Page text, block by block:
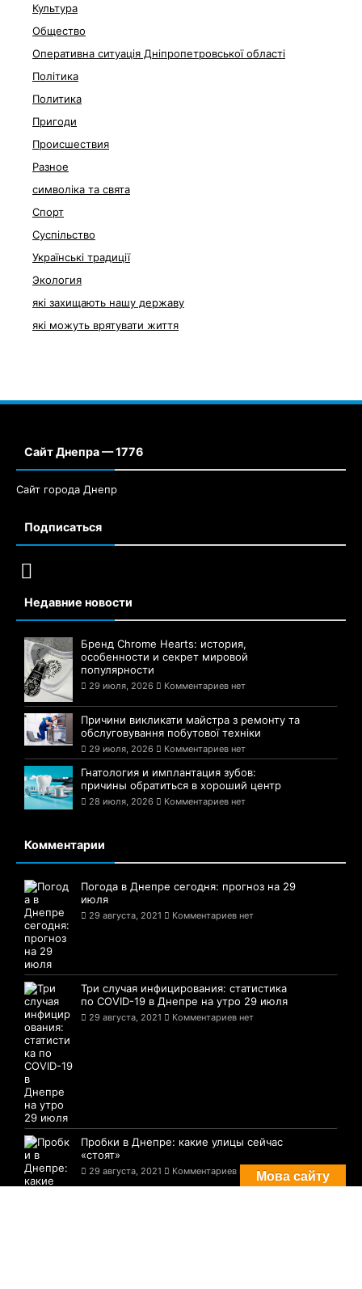
Культура
Общество
Оперативна ситуація Дніпропетровської області
Політика
Политика
Пригоди
Происшествия
Разное
символіка та свята
Спорт
Суспільство
Українські традиції
Экология
які захищають нашу державу
які можуть врятувати життя
Сайт Днепра — 1776
Сайт города Днепр
Подписаться
Недавние новости
Бренд Chrome Hearts: история,
особенности и секрет мировой
популярности
29 июля, 2026 Комментариев нет
Причини викликати майстра з ремонту та
обслуговування побутової техніки
29 июля, 2026 Комментариев нет
Гнатология и имплантация зубов:
причины обратиться в хороший центр
28 июля, 2026 Комментариев нет
Комментарии
Погода в Днепре сегодня: прогноз на 29
июля
29 августа, 2021 Комментариев нет
Три случая инфицирования: статистика
по COVID-19 в Днепре на утро 29 июля
29 августа, 2021 Комментариев нет
Пробки в Днепре: какие улицы сейчас
«стоят»
29 августа, 2021 Комментариев нет Мова сайту